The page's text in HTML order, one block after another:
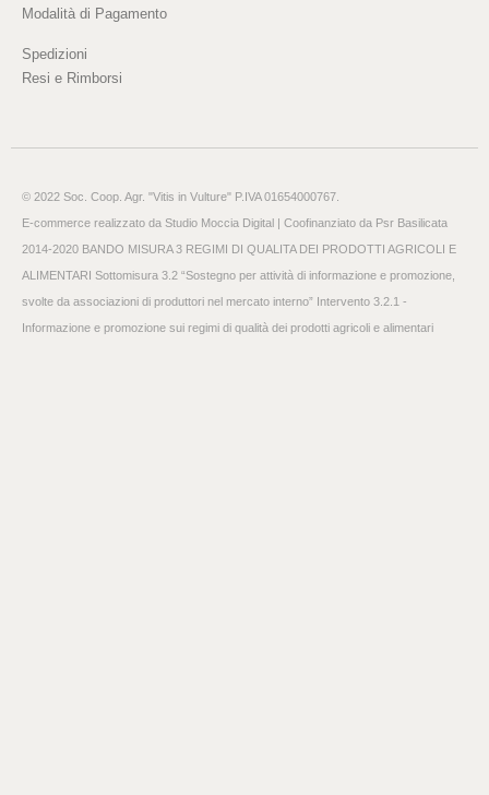
Modalità di Pagamento
Spedizioni
Resi e Rimborsi
© 2022 Soc. Coop. Agr. "Vitis in Vulture" P.IVA 01654000767.
E-commerce realizzato da Studio Moccia Digital | Coofinanziato da Psr Basilicata
2014-2020 BANDO MISURA 3 REGIMI DI QUALITA DEI PRODOTTI AGRICOLI E
ALIMENTARI Sottomisura 3.2 “Sostegno per attività di informazione e promozione,
svolte da associazioni di produttori nel mercato interno” Intervento 3.2.1 -
Informazione e promozione sui regimi di qualità dei prodotti agricoli e alimentari